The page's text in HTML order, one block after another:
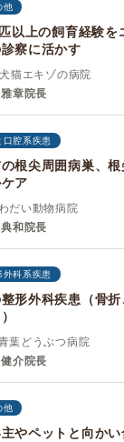
他
以上の飼育経験を
察に活かす
猫エキゾの病院
章院長
口腔系疾患
根尖周囲病巣、
ア
だい動物病院
和院長
外科系疾患
形外科疾患（骨折
葉どうぶつ病院
介院長
他
やペットと向か